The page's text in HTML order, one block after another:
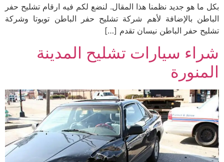
بكل ما هو جديد نظمنا هذا المقال. لنضع لكم فيه ارقام تشليح حفر
الباطن بالإضافة لأهم شركة تشليح حفر الباطن تويوتا وشركة
تشليح حفر الباطن نيسان تقدم […]
شراء سيارات تشليح المدينة
المنورة